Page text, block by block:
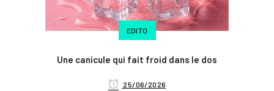
EDITO
Une canicule qui fait froid dans le dos
25/06/2026